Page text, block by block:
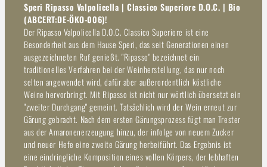
Speri Ripasso Valpolicella | Classico Superiore D.O.C. | Bio
(ABCERT:DE-ÖKO-006)!
Der Ripasso Valpolicella D.O.C. Classico Superiore ist eine
Besonderheit aus dem Hause Speri, das seit Generationen einen
ausgezeichneten Ruf genießt. "Ripasso" bezeichnet ein
traditionelles Verfahren bei der Weinherstellung, das nur noch
selten angewendet wird, dafür aber außerordentlich köstliche
Weine hervorbringt. Mit Ripasso ist nicht nur wörtlich übersetzt ein
"zweiter Durchgang" gemeint. Tatsächlich wird der Wein erneut zur
Gärung gebracht. Nach dem ersten Gärungsprozess fügt man Trester
aus der Amaronenerzeugung hinzu, der infolge von neuem Zucker
und neuer Hefe eine zweite Gärung herbeiführt. Das Ergebnis ist
eine eindringliche Komposition eines vollen Körpers, der lebhaften